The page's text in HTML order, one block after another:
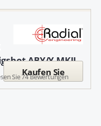
ABY/Y MKII
Sie 74 Bewertungen
Kaufen Sie